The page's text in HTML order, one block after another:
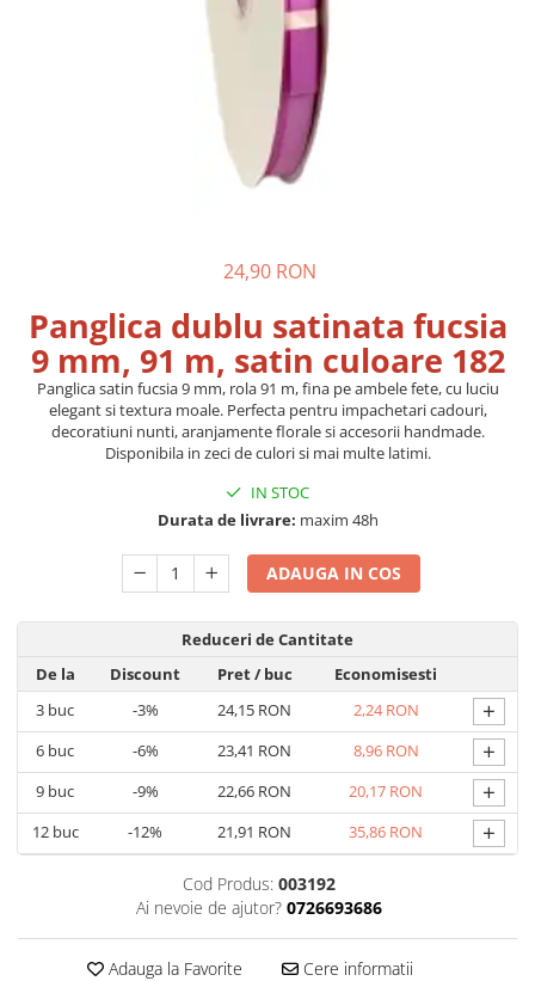
24,90 RON
Panglica dublu satinata fucsia
9 mm, 91 m, satin culoare 182
Panglica satin fucsia 9 mm, rola 91 m, fina pe ambele fete, cu luciu
elegant si textura moale. Perfecta pentru impachetari cadouri,
decoratiuni nunti, aranjamente florale si accesorii handmade.
Disponibila in zeci de culori si mai multe latimi.
IN STOC
Durata de livrare: maxim 48h
ADAUGA IN COS
Reduceri de Cantitate
De la
Discount Pret/ buc
Economisesti
3 buc -3% 24,15 RON 2,24 RON +
6 buc -6% 23,41 RON 8,96 RON +
9 buc -9% 22,66 RON 20,17 RON +
12buc -12% 21,91 RON 35,86 RON +
Cod Produs: 003192
Ai nevoie de ajutor? 0726693686
Adauga la Favorite Cere informatii